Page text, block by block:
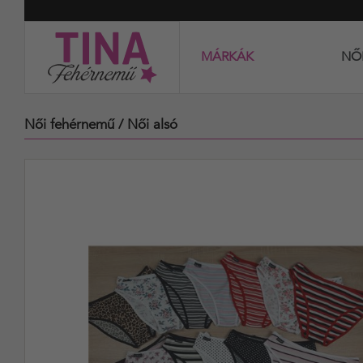
MÁRKÁK
Női fehérnemű / Női alsó